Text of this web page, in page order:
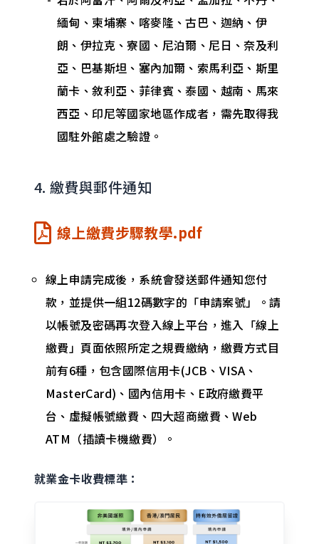
緬甸、柬埔寨、喀麥隆、古巴、迦納、伊
朗、伊拉克、寮國、尼泊爾、尼日、奈及利
亞、巴基斯坦、塞內加爾、索馬利亞、斯里
蘭卡、敘利亞、菲律賓、泰國、越南、馬來
西亞、印尼等國家地區作成者，需先取得我
國駐外館處之驗證。
4. 繳費與郵件通知
線上繳費步驟教學.pdf
線上申請完成後，系統會發送郵件通知您付
款，並提供一組12碼數字的「申請案號」。請
以帳號及密碼再次登入線上平台，進入「線上
繳費」頁面依照所定之規費繳納，繳費方式目
前有6種，包含國際信用卡(JCB、VISA、
MasterCard)、國內信用卡、E政府繳費平
台、虛擬帳號繳費、四大超商繳費、Web
ATM（插讀卡機繳費）。
就業金卡收費標準：